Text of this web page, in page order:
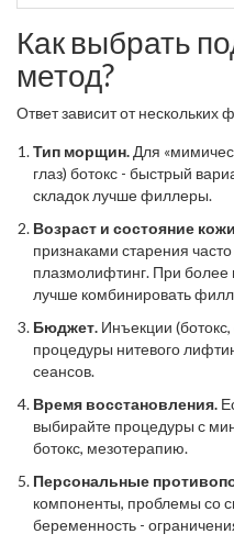
Как выбрать
метод?
Ответ зависит от нескольких
Тип морщин. Для
глаз) ботокс - быстрый
складок лучше филлеры.
Возраст и состояние
признаками старения
плазмолифтинг. При
лучше комбинировать
Бюджет. Инъекции
процедуры нитевого
сеансов.
Время восстановления.
выбирайте процедуры с
ботокс, мезотерапию.
Персональные
компоненты, проблемы со
беременность -